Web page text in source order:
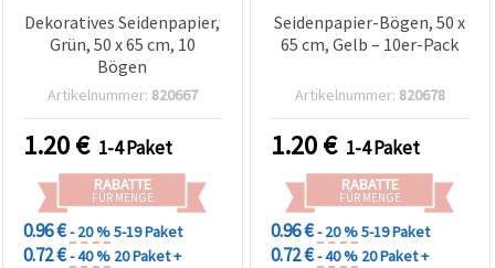
Dekoratives Seidenpapier,
Grün, 50 x 65 cm, 10
Bögen
Artikelnummer: 820667
1.20€ 1-4 Paket
RABATTE
FÜR MENGE
0.96 €- 20 %5-19 Paket
0.72 €- 40 % 20 Paket +
Seidenpapier-Bögen, 50 x
65 cm, Gelb – 10er-Pack
Artikelnummer: 820678
1.20€ 1-4 Paket
RABATTE
FÜR MENGE
0.96 €- 20 %5-19 Paket
0.72 €- 40 % 20 Paket +